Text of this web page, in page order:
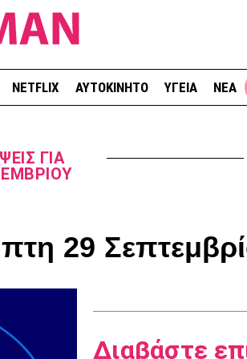
NETFLIX ΑΥΤΟΚΙΝΗΤΟ ΥΓΕΙΑ ΝΕΑ
ΓΙΑ
29
Διαβάστε